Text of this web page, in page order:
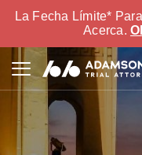
La Fecha Límite*
Acerca.